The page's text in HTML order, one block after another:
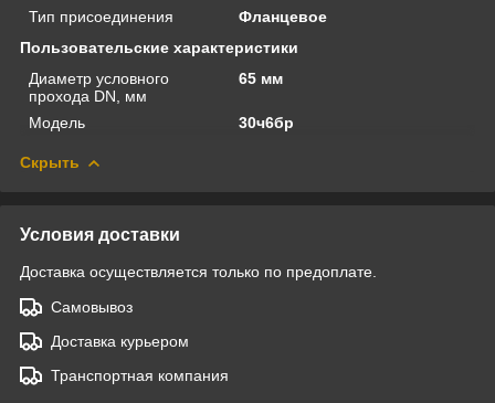
Тип присоединения
Фланцевое
Пользовательские характеристики
Диаметр условного
прохода DN, мм
65 мм
Модель 30ч6бр
Скрыть
Условия доставки
Доставка осуществляется только по предоплате.
Самовывоз
Доставка курьером
Транспортная компания